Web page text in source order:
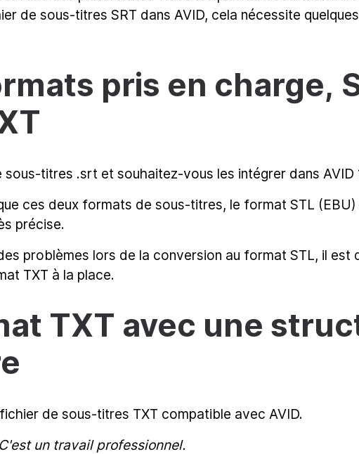
de sous-titres SRT dans AVID, cela nécessite quelques
pris en charge,
titres .srt et souhaitez-vous les intégrer dans AVID
ces deux formats de sous-titres, le format STL
précise.
problèmes lors de la conversion au format STL, il est
TXT à la place.
TXT avec une
de sous-titres TXT compatible avec AVID.
un travail professionnel.